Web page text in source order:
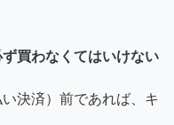
買わなくてはいけない
決済）前であれば、キ